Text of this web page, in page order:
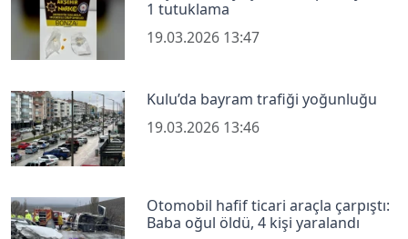
1 tutuklama
19.03.2026 13:47
Kulu’da bayram trafiği yoğunluğu
19.03.2026 13:46
Otomobil hafif ticari araçla çarpıştı:
Baba oğul öldü, 4 kişi yaralandı